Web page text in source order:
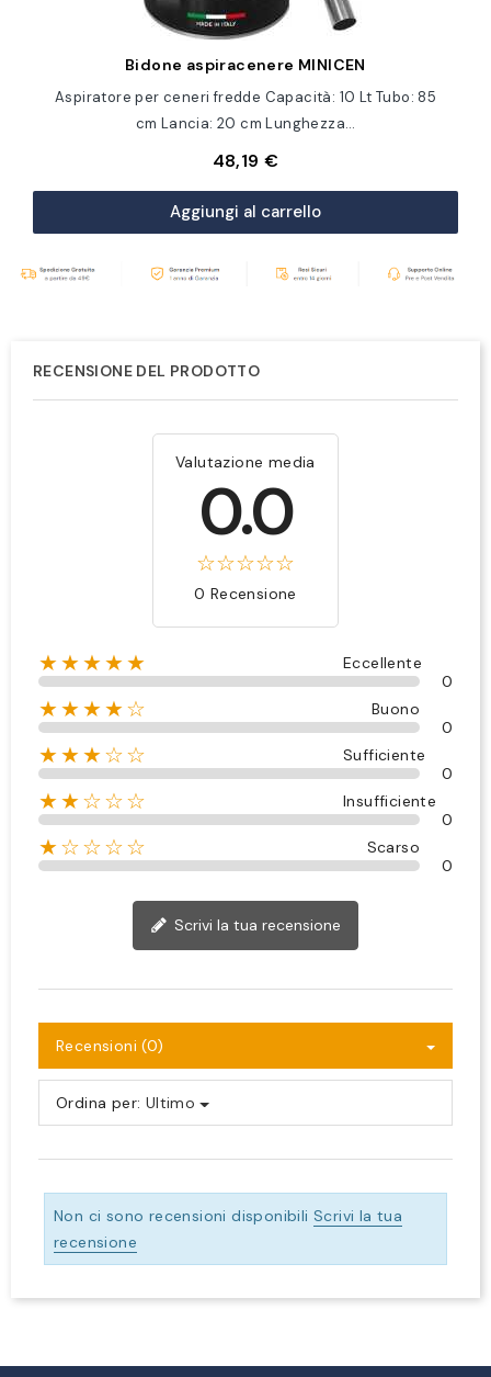
Anteprima
Bidone aspiracenere MINICEN
Aspiratore per ceneri fredde Capacità: 10 Lt Tubo: 85
cm Lancia: 20 cm Lunghezza…
48,19 €
Aggiungi al carrello
RECENSIONE DEL PRODOTTO
Valutazione media
0.0
0 Recensione
★★★★★
Eccellente
0
★★★★☆
Buono
0
★★★☆☆
Sufficiente
0
★★☆☆☆
Insufficiente
0
★☆☆☆☆
Scarso
0
Scrivi la tua recensione
Recensioni (0)
Ordina per: Ultimo
Non ci sono recensioni disponibili Scrivi la tua
recensione